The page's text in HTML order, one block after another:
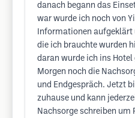
danach begann das
war wurde ich noch von
Informationen
die ich brauchte wurden
daran wurde ich ins
Morgen noch die
und Endgespräch. Jetzt
zuhause und kann
Nachsorge schreiben um